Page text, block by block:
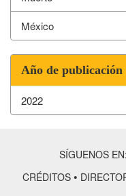
México
Año de publicación
2022
SÍGUENOS EN:
CRÉDITOS •